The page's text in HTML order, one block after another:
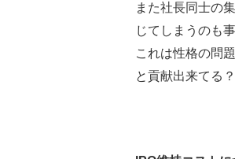
また社長同士の
じてしまうのも
これは性格の問
と貢献出来てる